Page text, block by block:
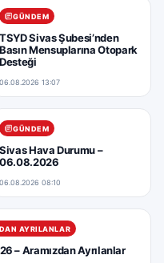
GÜNDEM
TSYD Sivas Şubesi’nden
Basın Mensuplarına Otopark
Desteği
06.08.2026 13:07
GÜNDEM
Sivas Hava Durumu –
06.08.2026
06.08.2026 08:10
AYRILANLAR
– Aramızdan Ayrılanlar